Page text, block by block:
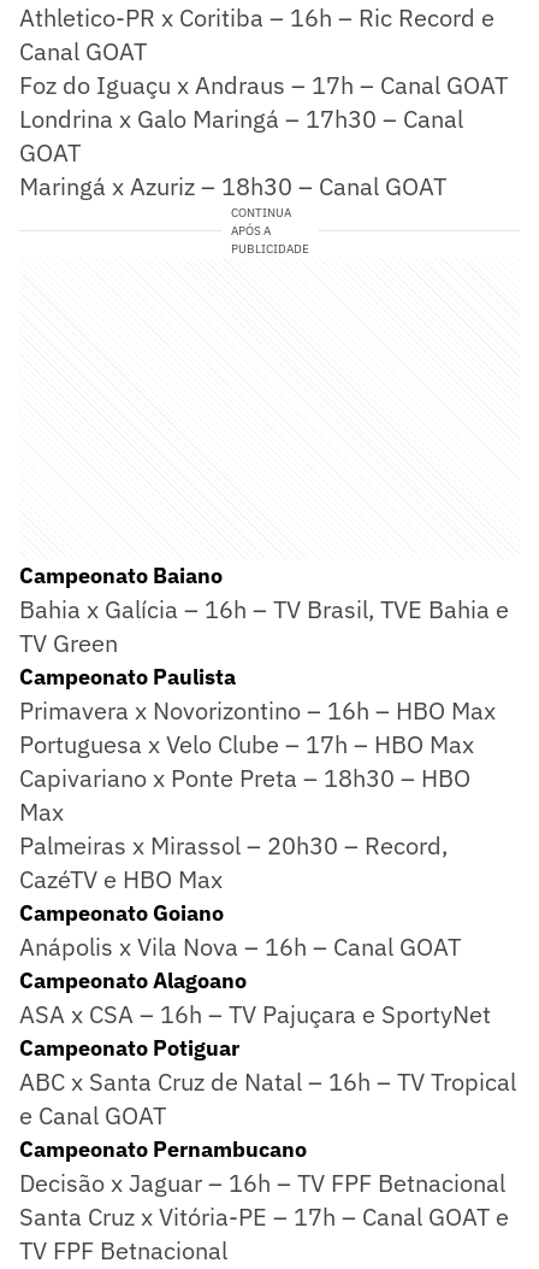
Athletico-PR x Coritiba – 16h – Ric Record e
Canal GOAT
Foz do Iguaçu x Andraus – 17h – Canal GOAT
Londrina x Galo Maringá – 17h30 – Canal
GOAT
Maringá x Azuriz – 18h30 – Canal GOAT
CONTINUA
APÓS A
PUBLICIDADE
Campeonato Baiano
Bahia x Galícia – 16h – TV Brasil, TVE Bahia e
TV Green
Campeonato Paulista
Primavera x Novorizontino – 16h – HBO Max
Portuguesa x Velo Clube – 17h – HBO Max
Capivariano x Ponte Preta – 18h30 – HBO
Max
Palmeiras x Mirassol – 20h30 – Record,
CazéTV e HBO Max
Campeonato Goiano
Anápolis x Vila Nova – 16h – Canal GOAT
Campeonato Alagoano
ASA x CSA – 16h – TV Pajuçara e SportyNet
Campeonato Potiguar
ABC x Santa Cruz de Natal – 16h – TV Tropical
e Canal GOAT
Campeonato Pernambucano
Decisão x Jaguar – 16h – TV FPF Betnacional
Santa Cruz x Vitória-PE – 17h – Canal GOAT e
TV FPF Betnacional